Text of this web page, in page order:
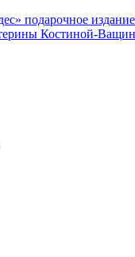
подарочное издание
Костиной-